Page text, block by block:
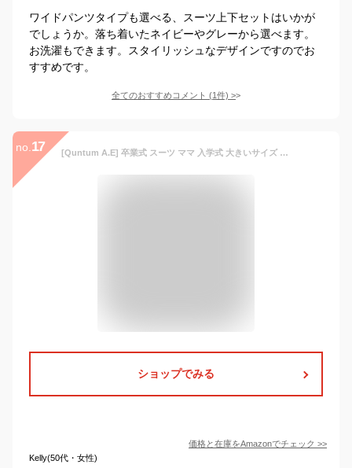
ワイドパンツタイプも選べる、スーツ上下セットはいかが
でしょうか。落ち着いたネイビーやグレーから選べます。
お洗濯もできます。スタイリッシュなデザインですのでお
すすめです。
全てのおすすめコメント (1件) >
no. 17 [Quntum A.E] 卒業式 スーツ ママ 入学式 大きいサイズ レディース パンツスーツ 卒園式 セットアップ パンツ ジャケット(M グレー)
ショップでみる
価格と在庫をAmazonでチェック >>
Kelly(50代・女性)